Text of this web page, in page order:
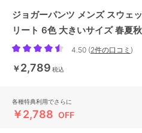
ジョガーパンツ メンズ スウェ
リート 6色 大きいサイズ 春夏秋
4.50 (2件の口コミ )
￥2,789 税込
各種特典利用でさらに
￥2,788 OFF